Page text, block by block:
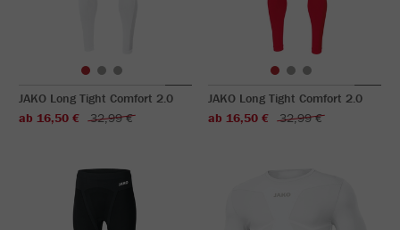
JAKO Long Tight Comfort 2.0
ab 16,50 €
32,99 €
JAKO Long Tight Comfort 2.0
ab 16,50 €
32,99 €